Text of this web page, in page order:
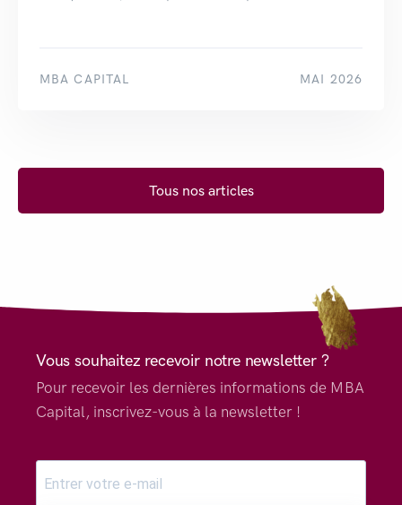
MBA CAPITAL MAI 2026
Tous nos articles
Vous souhaitez recevoir notre newsletter ?
Pour recevoir les dernières informations de MBA
Capital, inscrivez-vous à la newsletter !